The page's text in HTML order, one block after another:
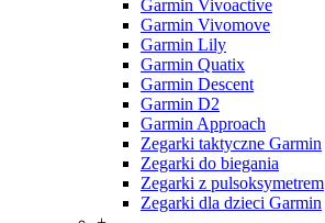
Garmin Vivoactive
Garmin Vivomove
Garmin Lily
Garmin Quatix
Garmin Descent
Garmin D2
Garmin Approach
Zegarki taktyczne Garmin
Zegarki do biegania
Zegarki z pulsoksymetrem
Zegarki dla dzieci Garmin